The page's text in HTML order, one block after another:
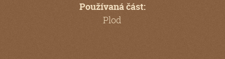
Používaná část:
Plod